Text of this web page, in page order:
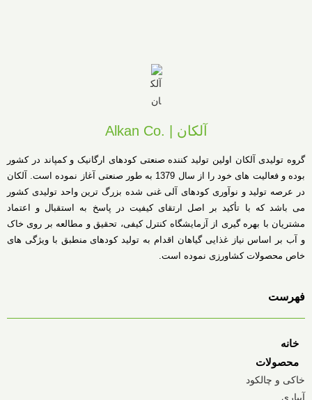
آلکان | .Alkan Co
گروه تولیدی آلکان اولین تولید کننده صنعتی کودهای ارگانیک و کمپاند در کشور
بوده و فعالیت های خود را از سال 1379 به طور صنعتی آغاز نموده است. آلکان
در عرصه تولید و نوآوری کودهای آلی غنی شده بزرگ ترین واحد تولیدی کشور
می باشد که با تأکید بر اصل ارتقای کیفیت در پاسخ به استقبال و اعتماد
مشتریان با بهره گیری از آزمایشگاه کنترل کیفی، تحقیق و مطالعه بر روی خاک
و آب بر اساس نیاز غذایی گیاهان اقدام به تولید کودهای منطبق با ویژگی های
خاص محصولات کشاورزی نموده است.
فهرست
خانه
محصولات
خاکی و چالکود
آبیاری